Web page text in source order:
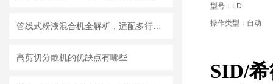
高剪切分散机的优缺点有哪些
型号：LD
操作类型：自动
SID/